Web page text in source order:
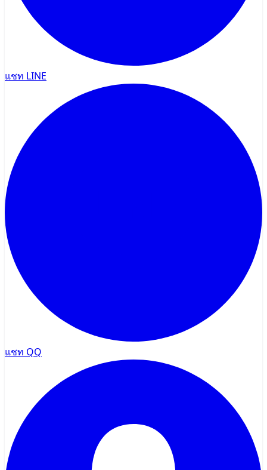
แชท LINE
แชท QQ